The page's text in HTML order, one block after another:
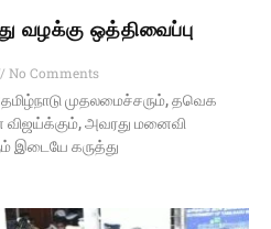
வழக்கு ஒத்திவைப்பு
No Comments
முதலமைச்சரும், தவெக
அவரது மனைவி
இடையே கருத்து